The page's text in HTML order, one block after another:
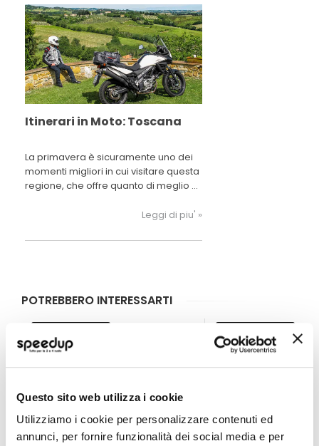
Questo sito web utilizza i cookie
Utilizziamo i cookie per personalizzare contenuti ed
annunci, per fornire funzionalità dei social media e per
Itinerari in Moto: Toscana
La primavera è sicuramente uno dei
momenti migliori in cui visitare questa
regione, che offre quanto di meglio si
turistico. Cultura, arte, cucina, storia
elementi che la Toscana propone a
Leggi di piu' »
POTREBBERO INTERESSARTI